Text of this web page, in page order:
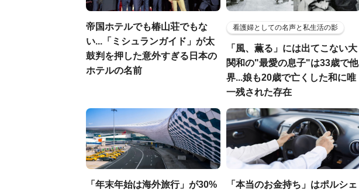
帝国ホテルでも椿山荘でもな
い...「ミシュランガイド」が太
鼓判を押した意外すぎる日本の
ホテルの名前
看護婦としての名声と私生活の影
「風、薫る」には出てこない大
関和の"最愛の息子"は33歳で他
界...娘も20歳で亡くした和に唯
一残された存在
「年末年始は海外旅行」が30% 「本当のお金持ち」はポルシェ